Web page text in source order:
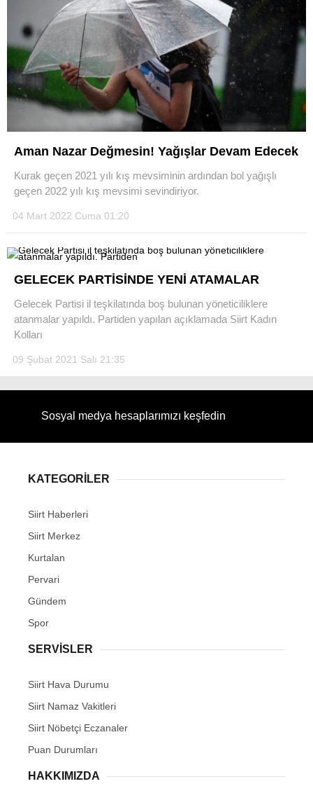
Aman Nazar Değmesin! Yağışlar Devam Edecek
Kurak geçen 2021 yılı kış mevsiminin ardından bol yağışlı
geçen 2022 yılı kış mevsimi sevindiriyor.
04 Mart 2022 Cuma 01:20
GELECEK PARTİSİNDE YENİ ATAMALAR
Gelecek Partisi il teşkilatında boş bulunan yöneticiliklere
atanmalar yapıldı. Partiden yapılan açıklamada Siirt Kadın
Kolları
09 Şubat 2021 Salı 21:35
Sosyal medya hesaplarımızı keşfedin
KATEGORİLER
Siirt Haberleri
Siirt Merkez
Kurtalan
Pervari
Gündem
Spor
SERVİSLER
Siirt Hava Durumu
Siirt Namaz Vakitleri
Siirt Nöbetçi Eczanaler
Puan Durumları
HAKKIMIZDA